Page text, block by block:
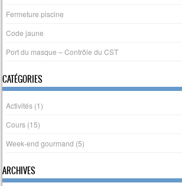
Fermeture piscine
Code jaune
Port du masque – Contrôle du CST
CATÉGORIES
Activités (1)
Cours (15)
Week-end gourmand (5)
ARCHIVES